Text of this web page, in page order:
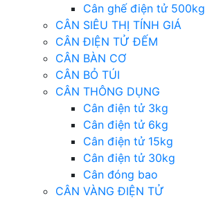
Cân ghế điện tử 500kg
CÂN SIÊU THỊ TÍNH GIÁ
CÂN ĐIỆN TỬ ĐẾM
CÂN BÀN CƠ
CÂN BỎ TÚI
CÂN THÔNG DỤNG
Cân điện tử 3kg
Cân điện tử 6kg
Cân điện tử 15kg
Cân điện tử 30kg
Cân đóng bao
CÂN VÀNG ĐIỆN TỬ